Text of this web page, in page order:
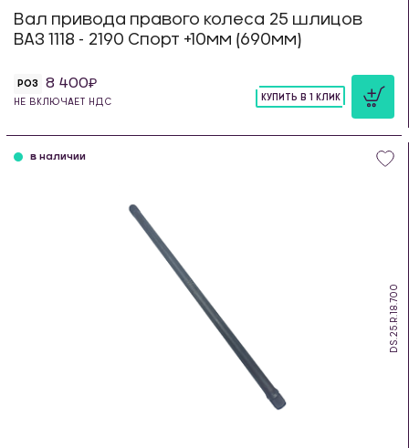
Вал привода правого колеса 25 шлицов
ВАЗ 1118 - 2190 Спорт +10мм (690мм)
РОЗ 8 400
НЕ ВКЛЮЧАЕТ НДС
КУПИТЬ В 1 КЛИК
DS.25.R.18.700
в наличии